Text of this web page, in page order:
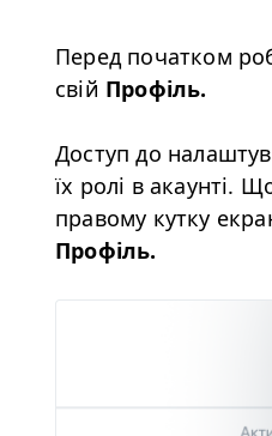
Перед початком
свій Профіль.
Доступ до
їх ролі в акаунті.
правому кутку
Профіль.